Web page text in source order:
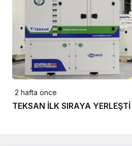
2 hafta önce
TEKSAN İLK SIRAYA YERLEŞTİ